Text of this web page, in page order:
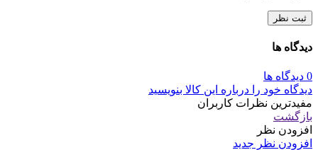
ثبت نظر
دیدگاه ها
0 دیدگاه ها
دیدگاه خود را درباره این کالا بنویسید
مفیدترین نظرات کاربران
بازگشت
افزودن نظر
افزودن نظر جدید